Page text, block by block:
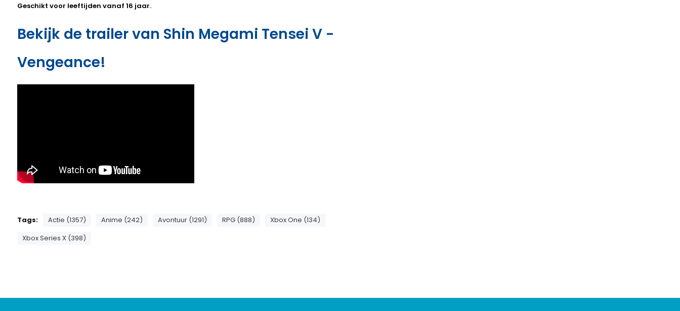
Geschikt voor leeftijden vanaf 16 jaar.
Bekijk de trailer van Shin Megami Tensei V -
Vengeance!
Tags: Actie (1357) Anime (242) Avontuur (1291) RPG (888)
Xbox One (134)
Xbox Series X (398)